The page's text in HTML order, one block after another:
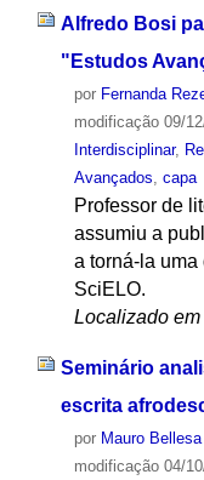
Alfredo Bosi
"Estudos
por Fernanda
modificação09/
Interdisciplinar,
Avançados capa
Professor de
assumiu a
a torná-la
SciELO.
Localizado em
Seminário
escrita
por Mauro Bellesa
modificação04/